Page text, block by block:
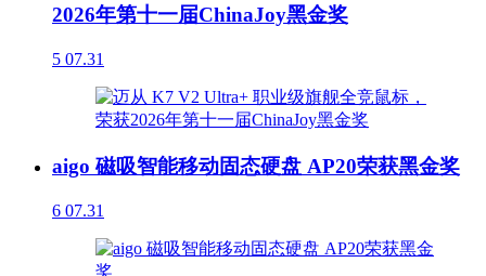
2026年第十一届ChinaJoy黑金奖
5 07.31
aigo 磁吸智能移动固态硬盘 AP20荣获黑金奖
6 07.31